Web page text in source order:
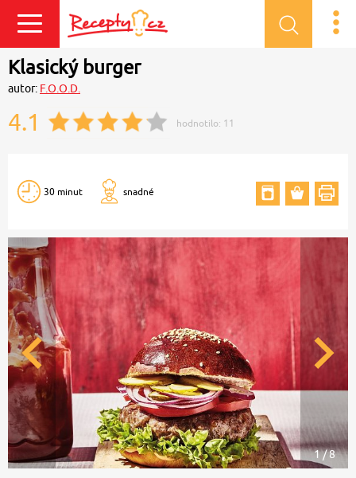
Klasický burger
autor: F.O.O.D.
4.1 hodnotilo: 11
30 minut snadné
1 / 8